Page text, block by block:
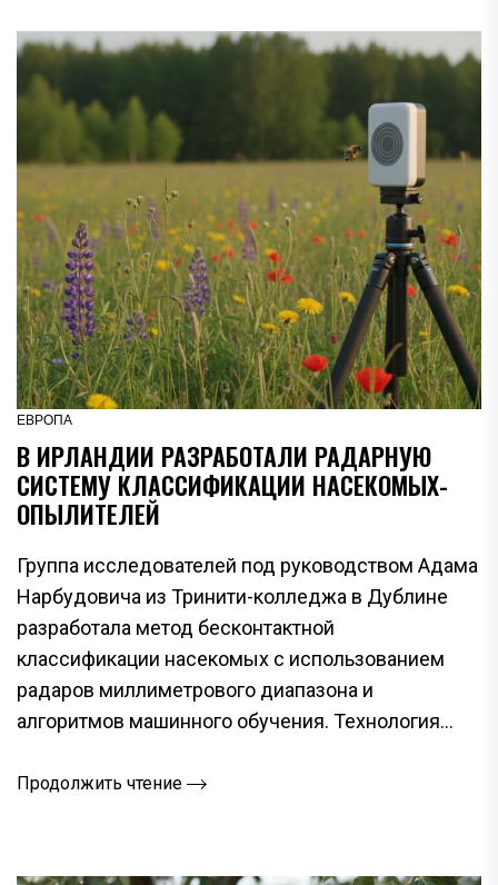
ЕВРОПА
В ИРЛАНДИИ РАЗРАБОТАЛИ РАДАРНУЮ
СИСТЕМУ КЛАССИФИКАЦИИ НАСЕКОМЫХ-
ОПЫЛИТЕЛЕЙ
Группа исследователей под руководством Адама
Нарбудовича из Тринити-колледжа в Дублине
разработала метод бесконтактной
классификации насекомых с использованием
радаров миллиметрового диапазона и
алгоритмов машинного обучения. Технология...
Продолжить чтение